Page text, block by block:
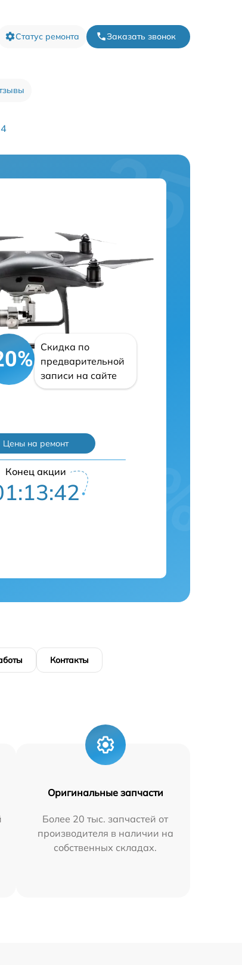
Статус ремонта Заказать звонок
Скидка по
предварительной
записи на сайте
Цены на ремонт
Конец акции
Контакты
Оригинальные запчасти
Более 20 тыс. запчастей от
производителя в наличии на
собственных складах.